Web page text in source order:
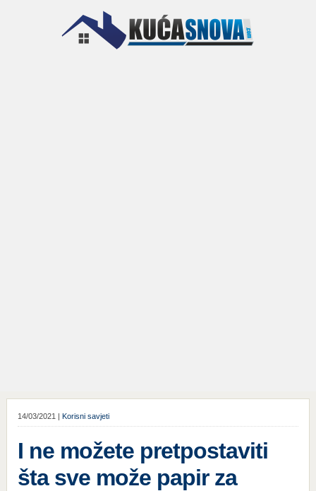
14/03/2021 | Korisni savjeti
I ne možete pretpostaviti
šta sve može papir za